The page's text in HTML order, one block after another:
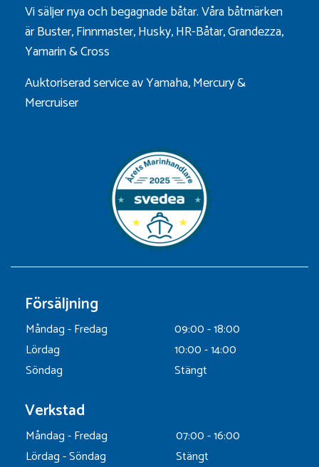
Vi säljer nya och begagnade båtar. Våra båtmärken
ärBuster,Finnmaster,Husky,HR-Båtar,Grandezza,
Yamarin&Cross
Auktoriserad service av Yamaha, Mercury &
Mercruiser
Försäljning
Måndag - Fredag
09:00 - 18:00
Lördag
10:00 - 14:00
Söndag
Stängt
Verkstad
Måndag - Fredag
07:00 - 16:00
Lördag - Söndag
Stängt